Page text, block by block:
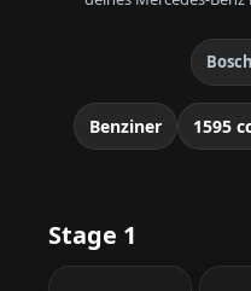
Benziner 1595
Stage 1